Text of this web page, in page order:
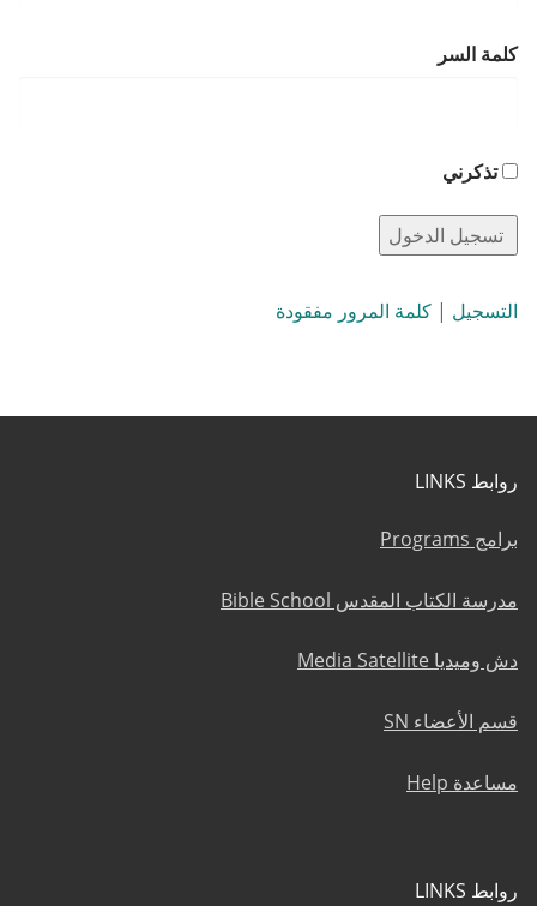
كلمة السر
تذكرني
التسجيل | كلمة المرور مفقودة
روابط LINKS
برامج Programs
مدرسة الكتاب المقدس Bible School
دش وميديا Media Satellite
قسم الأعضاء SN
مساعدة Help
روابط LINKS